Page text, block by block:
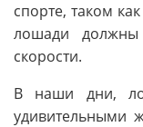
спорте, таком
лошади
скорости.
В наши дни,
удивительными